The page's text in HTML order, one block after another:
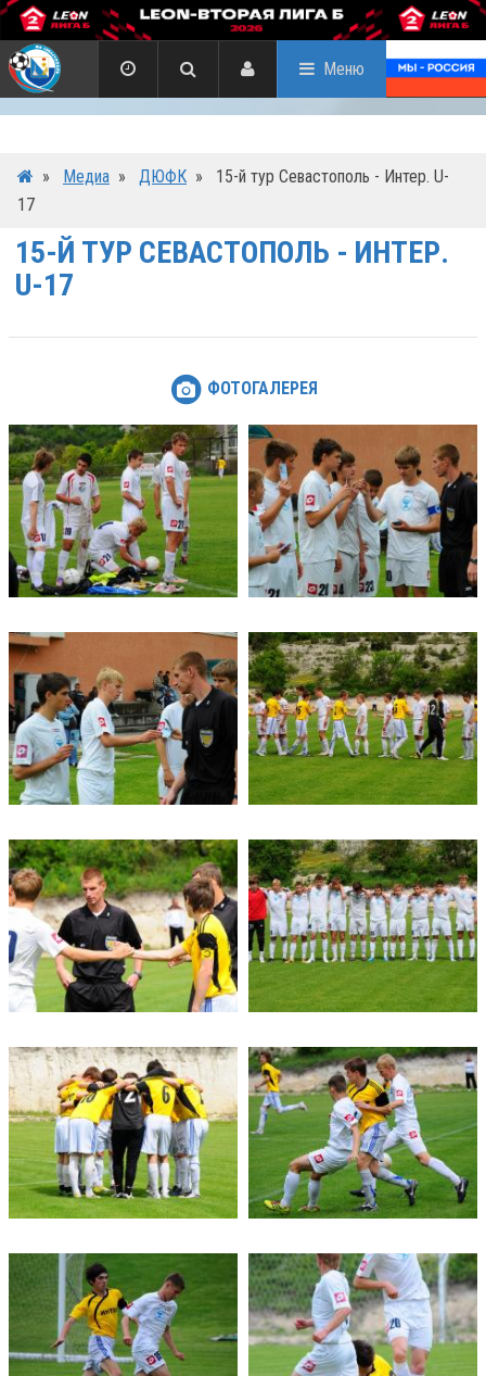
Меню
» Медиа » ДЮФК »
15-й тур Севастополь - Интер. U-
17
15-Й ТУР СЕВАСТОПОЛЬ - ИНТЕР.
U-17
ФОТОГАЛЕРЕЯ